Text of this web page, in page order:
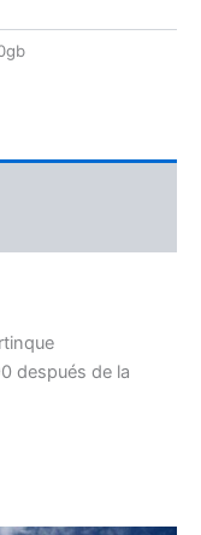
después de la